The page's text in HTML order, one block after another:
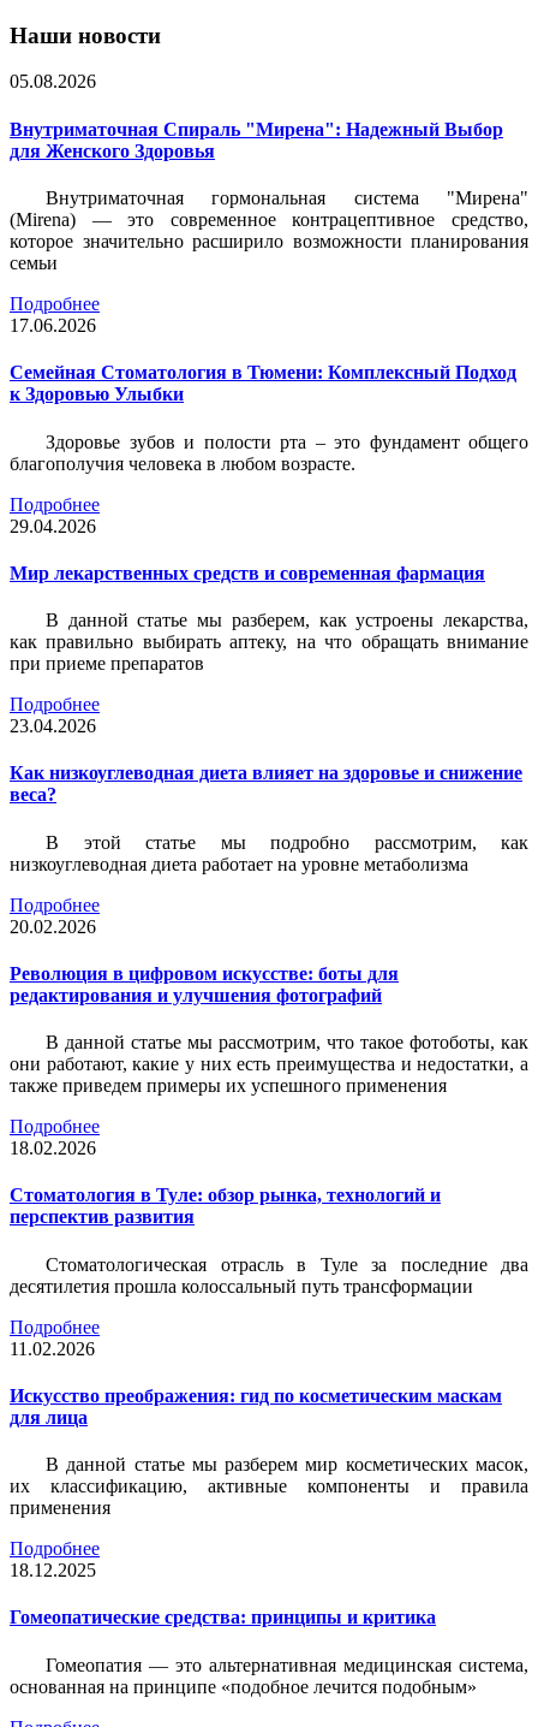
Наши новости
05.08.2026
Внутриматочная Спираль "Мирена": Надежный Выбор
для Женского Здоровья
Внутриматочная гормональная система "Мирена"
(Mirena) — это современное контрацептивное средство,
которое значительно расширило возможности планирования
семьи
Подробнее
17.06.2026
Семейная Стоматология в Тюмени: Комплексный Подход
к Здоровью Улыбки
Здоровье зубов и полости рта – это фундамент общего
благополучия человека в любом возрасте.
Подробнее
29.04.2026
Мир лекарственных средств и современная фармация
В данной статье мы разберем, как устроены лекарства,
как правильно выбирать аптеку, на что обращать внимание
при приеме препаратов
Подробнее
23.04.2026
Как низкоуглеводная диета влияет на здоровье и снижение
веса?
В этой статье мы подробно рассмотрим, как
низкоуглеводная диета работает на уровне метаболизма
Подробнее
20.02.2026
Революция в цифровом искусстве: боты для
редактирования и улучшения фотографий
В данной статье мы рассмотрим, что такое фотоботы, как
они работают, какие у них есть преимущества и недостатки, а
также приведем примеры их успешного применения
Подробнее
18.02.2026
Стоматология в Туле: обзор рынка, технологий и
перспектив развития
Стоматологическая отрасль в Туле за последние два
десятилетия прошла колоссальный путь трансформации
Подробнее
11.02.2026
Искусство преображения: гид по косметическим маскам
для лица
В данной статье мы разберем мир косметических масок,
их классификацию, активные компоненты и правила
применения
Подробнее
18.12.2025
Гомеопатические средства: принципы и критика
Гомеопатия — это альтернативная медицинская система,
основанная на принципе «подобное лечится подобным»